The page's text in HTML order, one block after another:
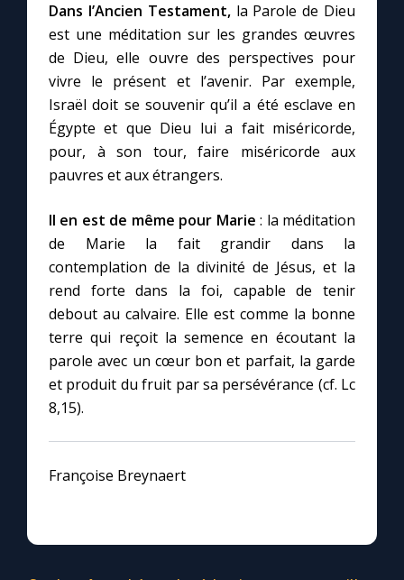
Une neuvaine
1000 Raisons de Croire
Chapelet pour le monde
Faire un don
Marie de Nazareth
Dans l’Ancien Testament,la Parole de Dieu
est une méditation sur les grandes œuvres
de Dieu, elle ouvre des perspectives pour
vivre le présent et l’avenir. Par exemple,
Israël doit se souvenir qu’il a été esclave en
Égypte et que Dieu lui a fait miséricorde,
pour, à son tour, faire miséricorde aux
pauvres et aux étrangers.
Il en est de même pour Marie : la méditation
de Marie la fait grandir dans la
contemplation de la divinité de Jésus, et la
rend forte dans la foi, capable de tenir
debout au calvaire. Elle est comme la bonne
terre qui reçoit la semence en écoutant la
parole avec un cœur bon et parfait, la garde
et produit du fruit par sa persévérance (cf. Lc
8,15).
Françoise Breynaert